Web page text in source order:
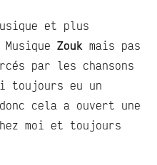
et plus
Zouk mais pas
par les chansons
toujours eu un
cela a ouvert une
moi et toujours